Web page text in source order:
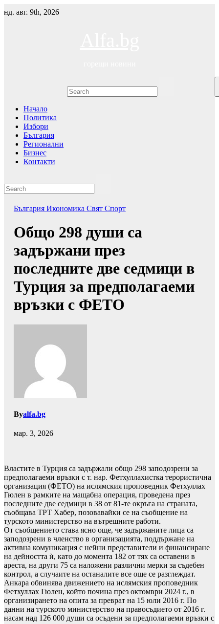
to
нд. авг. 9th, 2026
Начало
Политика
Избори
България
Регионални
Бизнес
Контакти
България Икономика Свят Спорт
Общо 298 души са
задържани през
последните две седмици в
Турция за предполагаеми
връзки с ФЕТО
Byalfa.bg
мар. 3, 2026
Властите в Турция са задържали общо 298 заподозрени за
предполагаеми връзки с т. нар. Фетхуллахистка терористична
организация (ФЕТО) на ислямския проповедник Фетхуллах
Гюлен в рамките на мащабна операция, проведена през
последните две седмици в 38 от 81-те окръга на страната,
съобщава ТРТ Хабер, позовавайки се на съобщение на
турското министерство на вътрешните работи.
От съобщението става ясно още, че задържаните лица са
заподозрени в членство в организацията, поддържане на
активна комуникация с нейни представители и финансиране
на дейността ѝ, като до момента 182 от тях са оставени в
ареста, на други 75 са наложени различни мерки за съдебен
контрол, а случаите на останалите все още се разглеждат.
Анкара обвинява движението на ислямския проповедник
Фетхуллах Гюлен, който почина през октомври 2024 г., в
организирането на опита за преврат на 15 юли 2016 г. По
данни на турското министерство на правосъдието от 2016 г.
насам над 126 000 души са осъдени за предполагаеми връзки с